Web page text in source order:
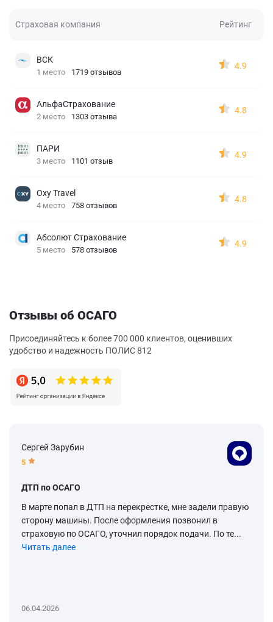
Страховая компания Рейтинг
ВСК
1 место 1719 отзывов
4.9
АльфаСтрахование
2 место 1303 отзыва
4.8
ПАРИ
3 место 1101 отзыв
4.9
Oxy Travel
4 место 758 отзывов
4.8
Абсолют Страхование
5 место 578 отзывов
4.9
Отзывы об ОСАГО
Присоединяйтесь к более 700 000 клиентов, оценивших
удобство и надежность ПОЛИС 812
Сергей Зарубин
5
ДТП по ОСАГО
В марте попал в ДТП на перекрестке, мне задели правую
сторону машины. После оформления позвонил в
страховую по ОСАГО, уточнил порядок подачи. По те...
Читать далее
06.04.2026